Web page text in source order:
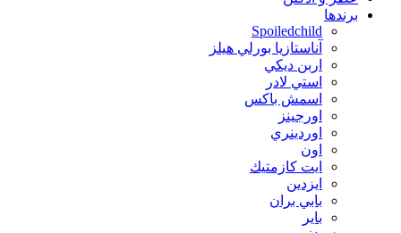
برندها
Spoiledchild
آناستازيا بورلي هيلز
اربن ديكي
استي لادر
اسمش باكس
اورجينز
اوردينري
اون
ايت كازمتيك
ايزدين
بابي بران
بایر